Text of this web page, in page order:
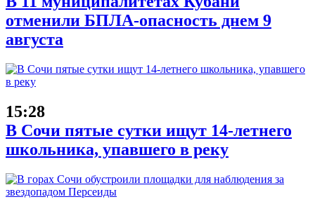
отменили БПЛА-опасность днем 9
августа
15:28
В Сочи пятые сутки ищут 14-летнего
школьника, упавшего в реку